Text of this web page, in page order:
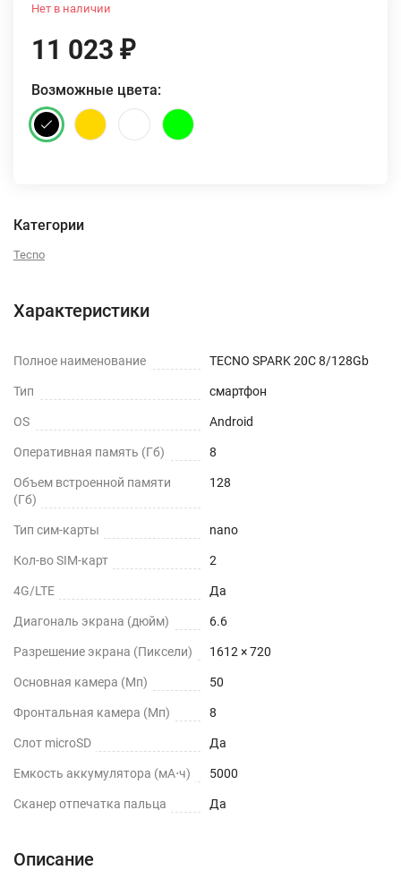
Нет в наличии
11 023 ₽
Возможные цвета:
Категории
Tecno
Характеристики
Полное наименование TECNO SPARK 20C 8/128Gb
Тип смартфон
OS Android
Оперативная память (Гб) 8
Объем встроенной памяти
(Гб)
128
Тип сим-карты nano
Кол-во SIM-карт 2
4G/LTE Да
Диагональ экрана (дюйм) 6.6
Разрешение экрана (Пиксели) 1612 × 720
Основная камера (Мп) 50
Фронтальная камера (Мп) 8
Слот microSD Да
Емкость аккумулятора (мА⋅ч) 5000
Сканер отпечатка пальца Да
Описание